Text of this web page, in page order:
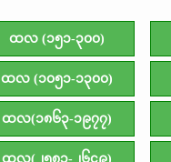
ထလ (၁၅၁-၃၀၀)
ထလ (၁၀၅၁-၁၃၀၀)
ထလ(၁၈၆၃-၁၉၇၇)
ထလ(၂၅၈၃-၂၆၄၉)